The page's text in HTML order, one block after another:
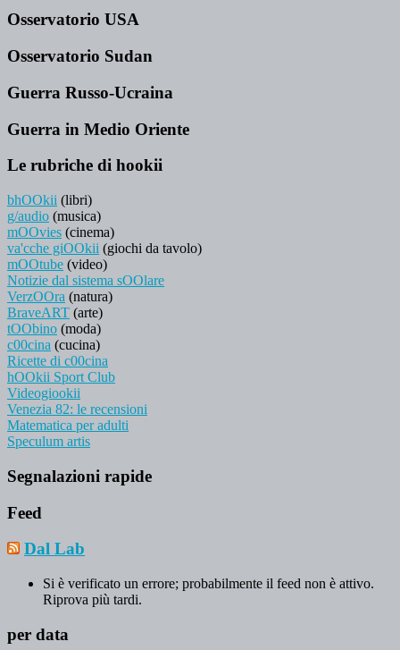
Osservatorio USA
Osservatorio Sudan
Guerra Russo-Ucraina
Guerra in Medio Oriente
Le rubriche di hookii
bhOOkii (libri)
g/audio (musica)
mOOvies (cinema)
va'cche giOOkii (giochi da tavolo)
mOOtube (video)
Notizie dal sistema sOOlare
VerzOOra (natura)
BraveART (arte)
tOObino (moda)
c00cina (cucina)
Ricette di c00cina
hOOkii Sport Club
Videogiookii
Venezia 82: le recensioni
Matematica per adulti
Speculum artis
Segnalazioni rapide
Feed
Dal Lab
Si è verificato un errore; probabilmente il feed non è attivo.
Riprova più tardi.
per data